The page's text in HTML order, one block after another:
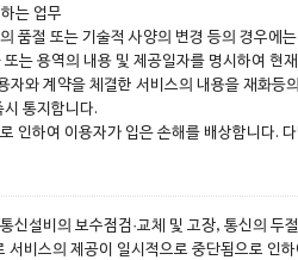
는 업무
품절 또는 기술적 사양의 변경 등의 경우에
는 용역의 내용 및 제공일자를 명시하여 현
자와 계약을 체결한 서비스의 내용을 재화
통지합니다.
인하여 이용자가 입은 손해를 배상합니다.
신설비의 보수점검·교체 및 고장, 통신의
서비스의 제공이 일시적으로 중단됨으로 인